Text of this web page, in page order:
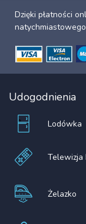
Dzięki płatności
Udogodnienia
Lodówka
Telewizja
Żelazko